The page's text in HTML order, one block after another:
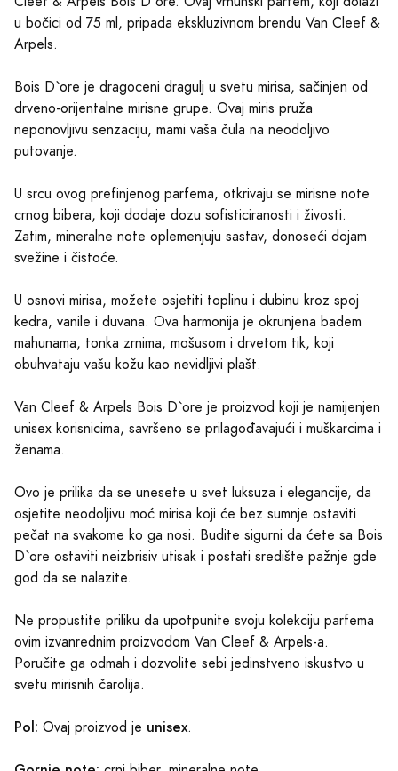
u bočici od 75 ml, pripada ekskluzivnom brendu Van Cleef &
Arpels.
Bois D`ore je dragoceni dragulj u svetu mirisa, sačinjen od
drveno-orijentalne mirisne grupe. Ovaj miris pruža
neponovljivu senzaciju, mami vaša čula na neodoljivo
putovanje.
U srcu ovog prefinjenog parfema, otkrivaju se mirisne note
crnog bibera, koji dodaje dozu sofisticiranosti i živosti.
Zatim, mineralne note oplemenjuju sastav, donoseći dojam
svežine i čistoće.
U osnovi mirisa, možete osjetiti toplinu i dubinu kroz spoj
kedra, vanile i duvana. Ova harmonija je okrunjena badem
mahunama, tonka zrnima, mošusom i drvetom tik, koji
obuhvataju vašu kožu kao nevidljivi plašt.
Van Cleef & Arpels Bois D`ore je proizvod koji je namijenjen
unisex korisnicima, savršeno se prilagođavajući i muškarcima i
ženama.
Ovo je prilika da se unesete u svet luksuza i elegancije, da
osjetite neodoljivu moć mirisa koji će bez sumnje ostaviti
pečat na svakome ko ga nosi. Budite sigurni da ćete sa Bois
D`ore ostaviti neizbrisiv utisak i postati središte pažnje gde
god da se nalazite.
Ne propustite priliku da upotpunite svoju kolekciju parfema
ovim izvanrednim proizvodom Van Cleef & Arpels-a.
Poručite ga odmah i dozvolite sebi jedinstveno iskustvo u
svetu mirisnih čarolija.
Pol: Ovaj proizvod je unisex.